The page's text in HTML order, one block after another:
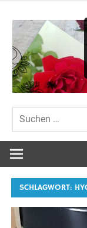
Inhalt
springen
SCHLAGWORT: